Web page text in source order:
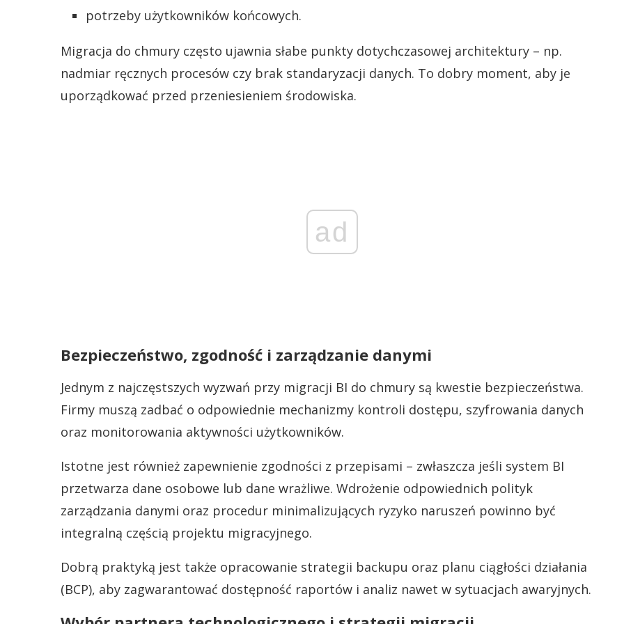
potrzeby użytkowników końcowych.
Migracja do chmury często ujawnia słabe punkty dotychczasowej architektury – np.
nadmiar ręcznych procesów czy brak standaryzacji danych. To dobry moment, aby je
uporządkować przed przeniesieniem środowiska.
ad
Bezpieczeństwo, zgodność i zarządzanie danymi
Jednym z najczęstszych wyzwań przy migracji BI do chmury są kwestie bezpieczeństwa.
Firmy muszą zadbać o odpowiednie mechanizmy kontroli dostępu, szyfrowania danych
oraz monitorowania aktywności użytkowników.
Istotne jest również zapewnienie zgodności z przepisami – zwłaszcza jeśli system BI
przetwarza dane osobowe lub dane wrażliwe. Wdrożenie odpowiednich polityk
zarządzania danymi oraz procedur minimalizujących ryzyko naruszeń powinno być
integralną częścią projektu migracyjnego.
Dobrą praktyką jest także opracowanie strategii backupu oraz planu ciągłości działania
(BCP), aby zagwarantować dostępność raportów i analiz nawet w sytuacjach awaryjnych.